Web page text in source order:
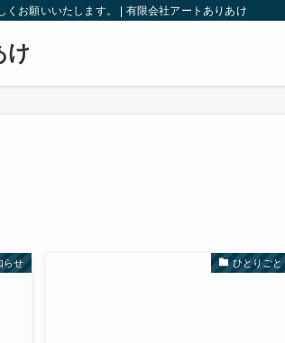
お願いいたします。 | 有限会社アートありあけ
け
らせ ひとりごと